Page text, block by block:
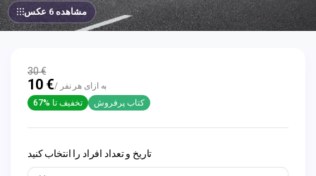
مشاهده 6 عکس
30 €
10 €
/ به ازای هر نفر
تخفیف تا %67
کتاب پرفروش
تاریخ و تعداد افراد را انتخاب کنید